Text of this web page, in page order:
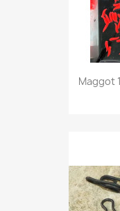
Maggot